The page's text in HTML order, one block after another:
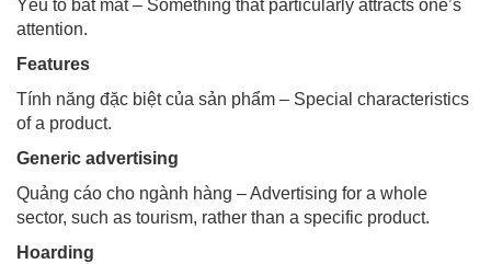
Yếu tố bắt mắt – Something that particularly attracts one’s
attention.
Features
Tính năng đặc biệt của sản phẩm – Special characteristics
of a product.
Generic advertising
Quảng cáo cho ngành hàng – Advertising for a whole
sector, such as tourism, rather than a specific product.
Hoarding